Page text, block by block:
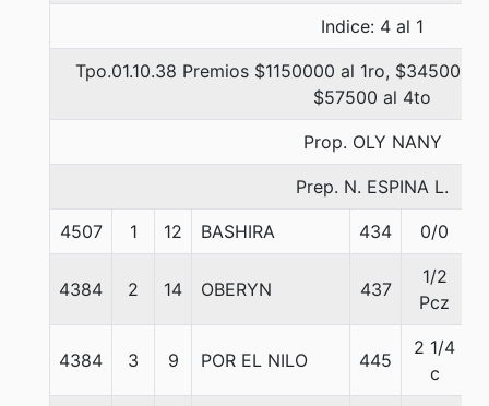
Indice: 4 al 1
Tpo.01.10.38 Premios $1150000 al 1ro, $345000
$57500 al 4to
Prop. OLY NANY
Prep. N. ESPINA L.
4507 1 12 BASHIRA 434 0/0
4384 2 14 OBERYN 437
1/2
Pcz
4384 3 9 POR EL NILO 445
2 1/4
c